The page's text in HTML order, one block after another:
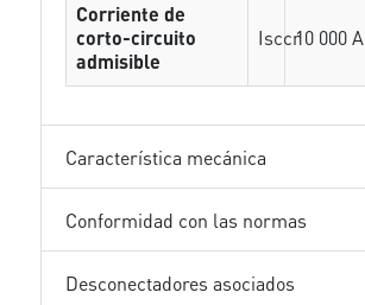
Corriente de
corto-circuito
admisible
Isccr10 000 A
Característica mecánica
Conformidad con las normas
Desconectadores asociados